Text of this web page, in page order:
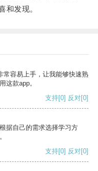
和发现。
常容易上手，让我能够快速熟
这款app。
支持[0] 反对[0]
据自己的需求选择学习方
支持[0] 反对[0]